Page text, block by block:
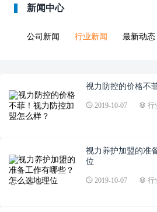
新闻中心
公司新闻 行业新闻 最新动态
视力防控的价格不
2019-10-07 行
视力养护加盟的准
位
2019-10-07 行